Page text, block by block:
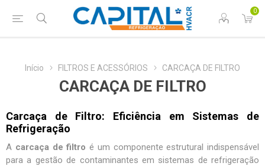
0
Início FILTROS E ACESSÓRIOS CARCAÇA DE FILTRO
CARCAÇA DE FILTRO
Carcaça de Filtro: Eficiência em Sistemas de
Refrigeração
A carcaça de filtro é um componente estrutural indispensável
para a gestão de contaminantes em sistemas de refrigeração